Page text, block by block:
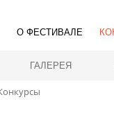
О ФЕСТИВАЛЕ
ГАЛЕРЕЯ